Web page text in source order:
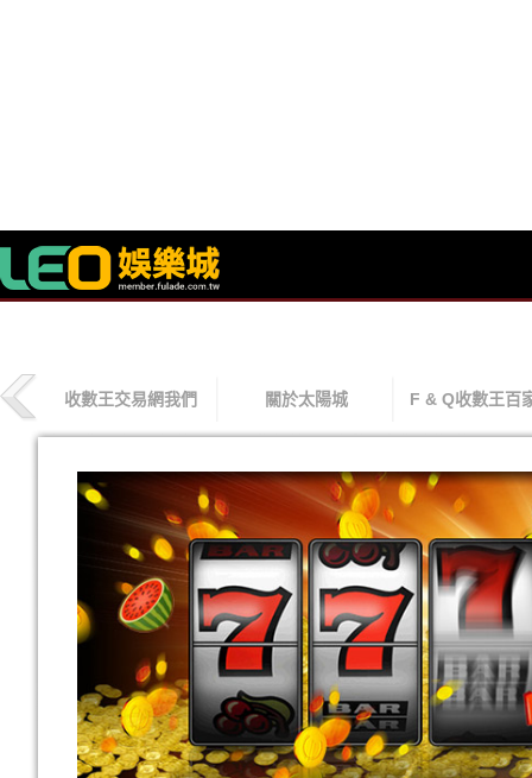
收數王交易網我們 關於太陽城 F & Q收數王百